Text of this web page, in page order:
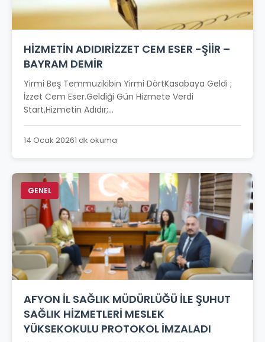
HİZMETİN ADIDIRİZZET CEM ESER -ŞİİR –
BAYRAM DEMİR
Yirmi Beş Temmuzikibin Yirmi DörtKasabaya Geldi ;
İzzet Cem Eser.Geldiği Gün Hizmete Verdi
Start,Hizmetin Adıdır;...
14 Ocak 20261 dk okuma
GENEL
AFYON İL SAĞLIK MÜDÜRLÜĞÜ İLE ŞUHUT
SAĞLIK HİZMETLERİ MESLEK
YÜKSEKOKULU PROTOKOL İMZALADI